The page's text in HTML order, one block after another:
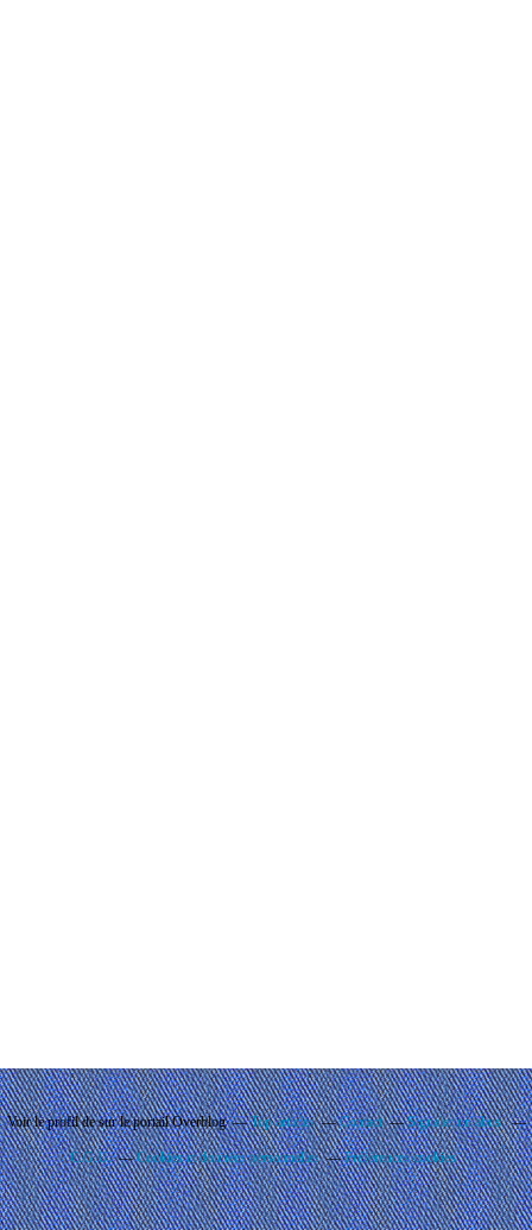
Voir le profil desur le portail Overblog Top articles Contact Signaler un abus
C.G.U. Cookies et données personnelles Préférences cookies